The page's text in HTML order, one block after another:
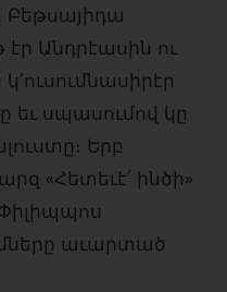
Բեթսայիդա
Անդրէասին ու
եւ սպասումով կը
Երբ
«Հետեւէ՛ ինծի»
աւարտած